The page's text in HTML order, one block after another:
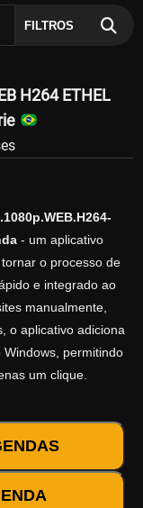
FILTROS
H264 ETHEL
- um aplicativo
o processo de
e integrado ao
manualmente,
o aplicativo adiciona
permitindo
um clique.